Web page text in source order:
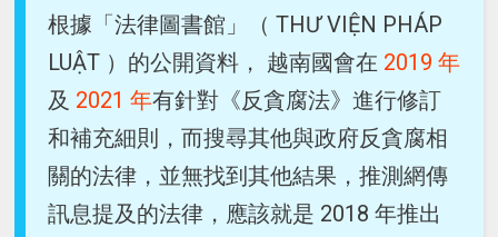
根據「法律圖書館」（ THƯ VIỆN PHÁP
LUẬT ）的公開資料， 越南國會在 2019 年
及 2021 年有針對《反貪腐法》進行修訂
和補充細則，而搜尋其他與政府反貪腐相
關的法律，並無找到其他結果，推測網傳
訊息提及的法律，應該就是 2018 年推出